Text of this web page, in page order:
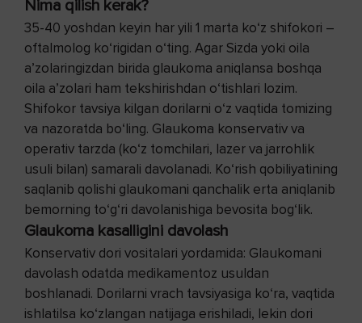
Nima qilish kerak?
35-40 yoshdan keyin har yili 1 marta ko‘z shifokori –
oftalmolog ko‘rigidan o‘ting. Agar Sizda yoki oila
a’zolaringizdan birida glaukoma aniqlansa boshqa
oila a’zolari ham tekshirishdan o‘tishlari lozim.
Shifokor tavsiya kilgan dorilarni o‘z vaqtida tomizing
va nazoratda bo‘ling. Glaukoma konservativ va
operativ tarzda (ko‘z tomchilari, lazer va jarrohlik
usuli bilan) samarali davolanadi. Ko‘rish qobiliyatining
saqlanib qolishi glaukomani qanchalik erta aniqlanib
bemorning to‘g‘ri davolanishiga bevosita bog‘lik.
Glaukoma kasalligini davolash
Konservativ dori vositalari yordamida: Glaukomani
davolash odatda medikamentoz usuldan
boshlanadi. Dorilarni vrach tavsiyasiga ko‘ra, vaqtida
ishlatilsa ko‘zlangan natijaga erishiladi, lekin dori